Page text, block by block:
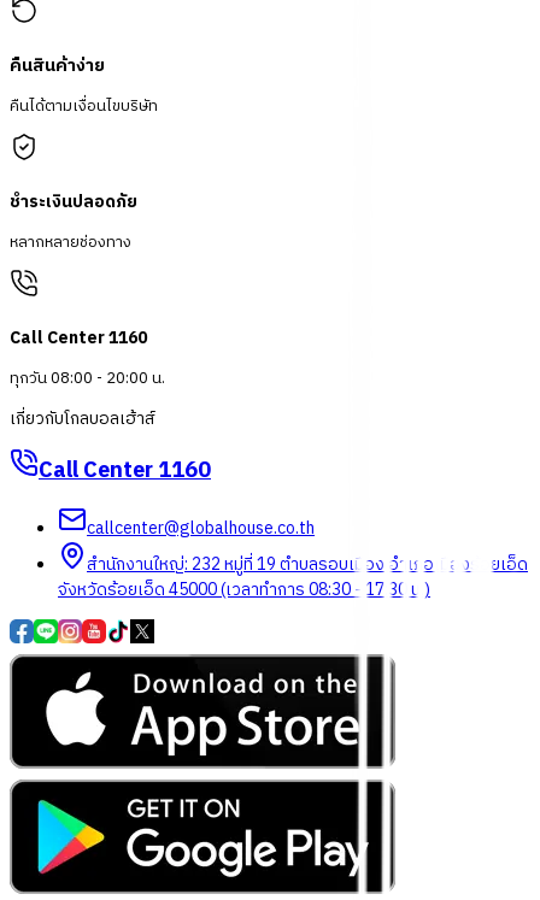
คืนสินค้าง่าย
คืนได้ตามเงื่อนไขบริษัท
ชำระเงินปลอดภัย
หลากหลายช่องทาง
Call Center 1160
ทุกวัน 08:00 - 20:00 น.
เกี่ยวกับโกลบอลเฮ้าส์
Call Center1160
callcenter@globalhouse.co.th
สำนักงานใหญ่: 232 หมู่ที่ 19 ตำบลรอบเมือง อำเภอเมืองร้อยเอ็ด
จังหวัดร้อยเอ็ด 45000 (เวลาทำการ 08:30 - 17:30 น.)